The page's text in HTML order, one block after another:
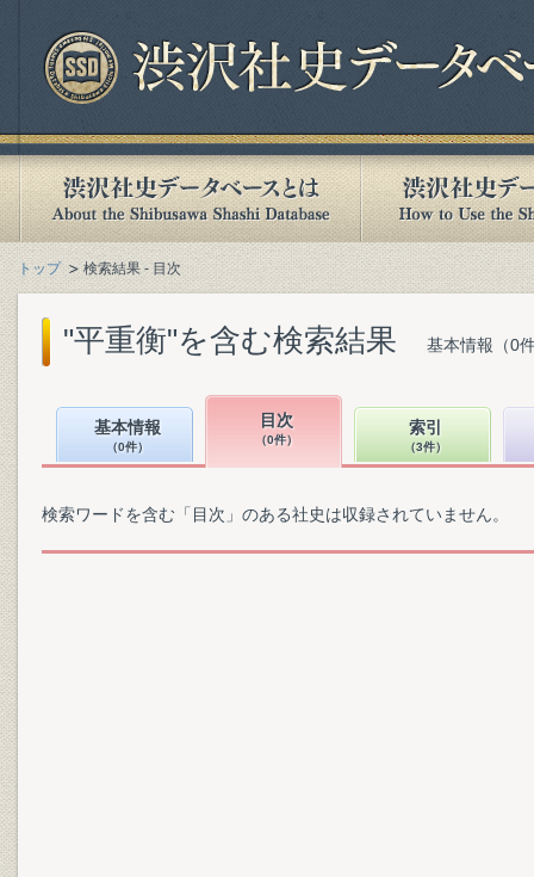
トップ 検索結果 - 目次
"平重衡"を含む検索結果 基本情報（0
基本情報
（0件）
目次
（0件）
索引
（3件）
検索ワードを含む「目次」のある社史は収録されていません。